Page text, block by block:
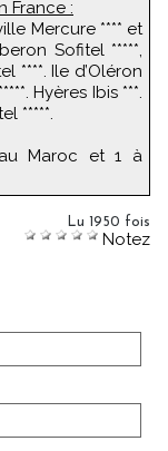
France :
Mercure **** et
Sofitel *****,
****. Ile d’Oléron
Hyères Ibis ***.
*****.
Maroc et 1 à
Lu 1950 fois
Notez